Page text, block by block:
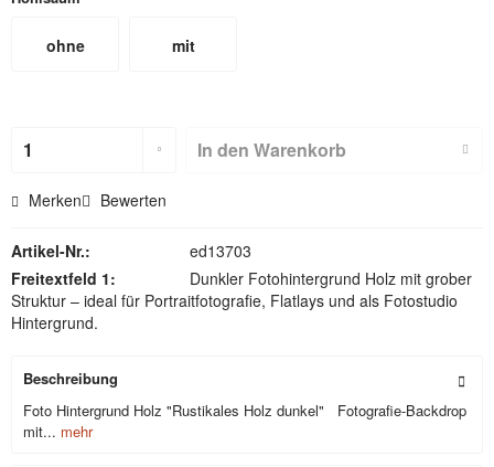
ohne
mit
In den Warenkorb
Merken Bewerten
Artikel-Nr.:
ed13703
Freitextfeld 1:
Dunkler Fotohintergrund Holz mit grober
Struktur – ideal für Portraitfotografie, Flatlays und als Fotostudio
Hintergrund.
Beschreibung
Foto Hintergrund Holz "Rustikales Holz dunkel" Fotografie-Backdrop
mit... mehr